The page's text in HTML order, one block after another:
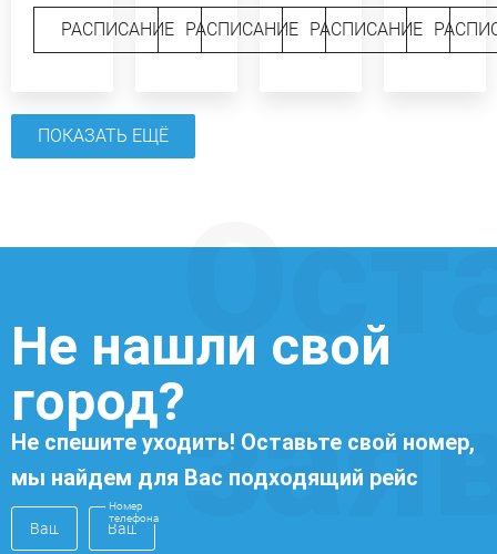
РАСПИСАНИЕ РАСПИСАНИЕ РАСПИСАНИЕ
ПОКАЗАТЬ ЕЩЁ
Не нашли свой
город?
Не спешите уходить! Оставьте свой номер,
мы найдем для Вас подходящий рейс
Номер
телефона